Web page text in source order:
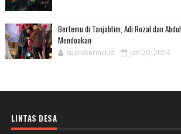
Bertemu di Tanjabtim, Adi Rozal dan
Mendoakan
suarakerinci.id Jan 20, 2024
LINTAS DESA